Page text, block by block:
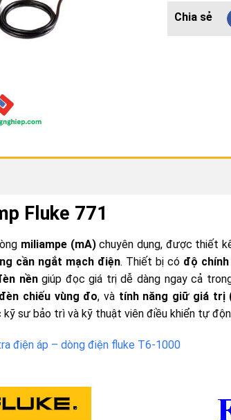
Fluke 771
miliampe (mA)chuyên dụng, được thiết
cần ngắt mạch điện. Thiết bị có độ chính
nềngiúp đọc giá trị dễ dàng ngay cả
đèn chiếu vùng đo, và tính năng giữ giá trị
sư bảo trì và kỹ thuật viên điều khiển tự
điện áp – dòng điện fluke T6-1000